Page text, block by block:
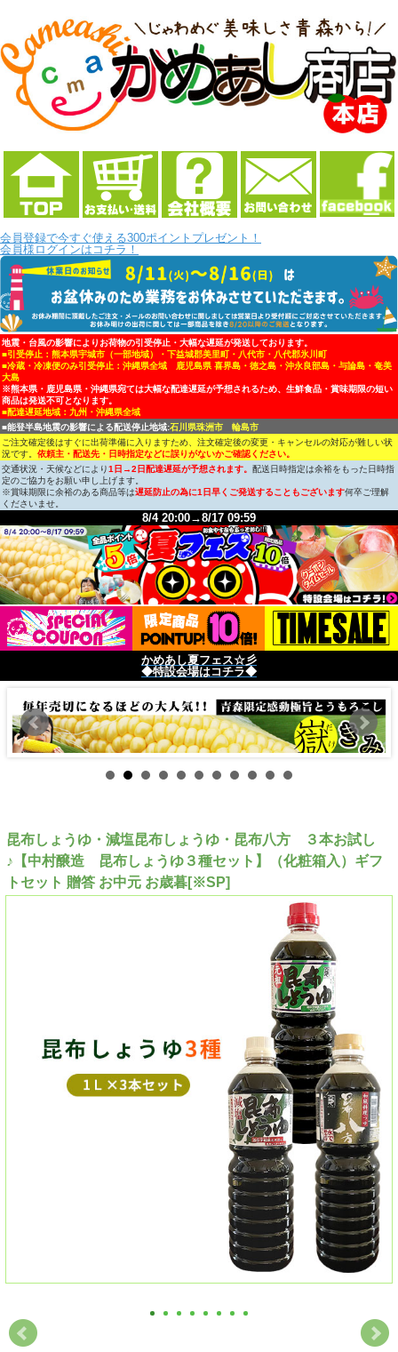
会員登録で今すぐ使える300ポイントプレゼント！
会員様ログインはコチラ！
地震・台風の影響によりお荷物の引受停止・大幅な遅延が発送しております。
■引受停止：熊本県宇城市（一部地域）・下益城郡美里町・八代市・八代郡氷川町
■冷蔵・冷凍便のみ引受停止：沖縄県全域 鹿児島県 喜界島・徳之島・沖永良部島・与論島・奄美
大島
※熊本県・鹿児島県・沖縄県宛ては大幅な配達遅延が予想されるため、生鮮食品・賞味期限の短い
商品は発送不可となります。
■配達遅延地域：九州・沖縄県全域
■能登半島地震の影響による配送停止地域:石川県珠洲市 輪島市
ご注文確定後はすぐに出荷準備に入りますため、注文確定後の変更・キャンセルの対応が難しい状
況です。 依頼主・配送先・日時指定などに誤りがないかご確認ください。
交通状況・天候などにより1日→2日配達遅延が予想されます。 配送日時指定は余裕をもった日時指
定のご協力をお願い申し上げます。
※賞味期限に余裕のある商品等は遅延防止の為に1日早くご発送することもございます何卒ご理解
くださいませ。
8/4 20:00→8/17 09:59
かめあし夏フェス☆彡
◆特設会場はコチラ◆
昆布しょうゆ・減塩昆布しょうゆ・昆布八方 ３本お試し
♪【中村醸造 昆布しょうゆ３種セット】（化粧箱入）ギフ
トセット 贈答 お中元 お歳暮[※SP]